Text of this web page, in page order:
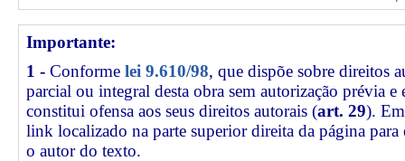
Importante:
1 - Conforme lei 9.610/98, que dispõe sobre direitos
parcial ou integral desta obra sem autorização prévia e
constitui ofensa aos seus direitos autorais (art. 29).
link localizado na parte superior direita da página
o autor do texto.